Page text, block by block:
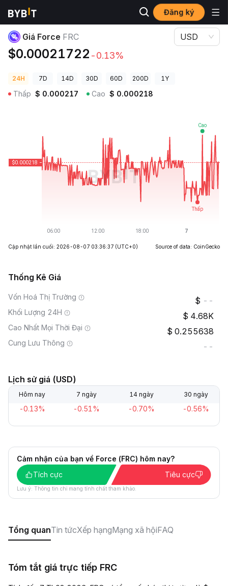
Đăng ký
Giá Tiền Điện Tử
Giá Force FRC
$0.00021722 -0.13%
USD
24H 7D 14D 30D 60D 200D 1Y
Thấp $ 0.000217 Cao $ 0.000218
Cập nhật lần cuối: 2026-08-07 03:36:37 (UTC+0) Source of data: CoinGecko
Thống Kê Giá
Vốn Hoá Thị Trường --
Khối Lượng 24H 4.68K
Cao Nhất Mọi Thời Đại 0.255638
Cung Lưu Thông --
Lịch sử giá (USD)
Hôm nay 7 ngày 14 ngày 30 ngày
-0.13% -0.51% -0.70% -0.56%
Cảm nhận của bạn về Force (FRC) hôm nay?
Tích cực
Tiêu cực
Lưu ý: Thông tin chỉ mang tính chất tham khảo.
Tổng quanTin tứcXếp hạngMạng xã hộiFAQ
Tóm tắt giá trực tiếp FRC